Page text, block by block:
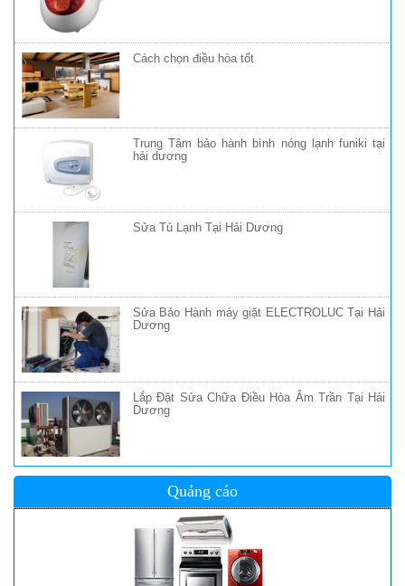
Cách chọn điều hòa tốt
Trung Tâm bảo hành bình nóng lạnh funiki tại
hải dương
Sửa Tủ Lạnh Tại Hải Dương
Sửa Bảo Hành máy giặt ELECTROLUC Tại Hải
Dương
Lắp Đặt Sửa Chữa Điều Hòa Âm Trần Tại Hải
Dương
Quảng cáo